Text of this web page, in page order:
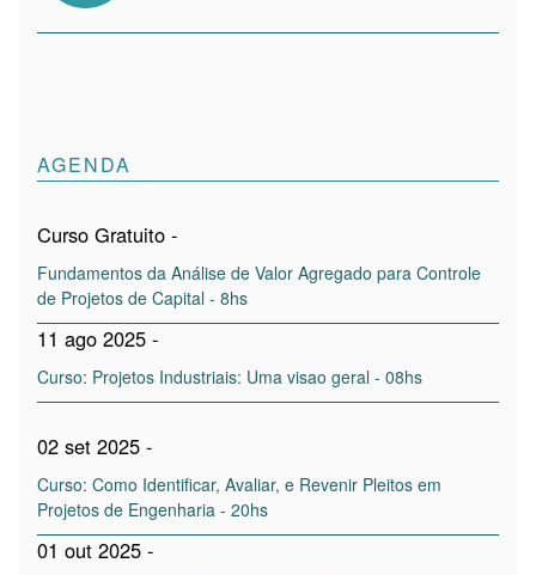
AGENDA
Curso Gratuito -
Fundamentos da Análise de Valor Agregado para Controle
de Projetos de Capital - 8hs
11 ago 2025 -
Curso: Projetos Industriais: Uma visao geral - 08hs
02 set 2025 -
Curso: Como Identificar, Avaliar, e Revenir Pleitos em
Projetos de Engenharia - 20hs
01 out 2025 -